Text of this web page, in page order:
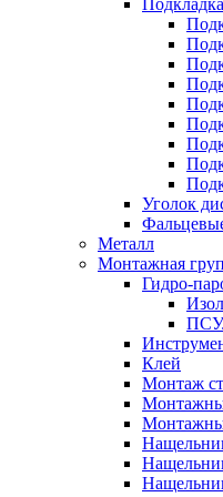
Уголок
Металл
Монтажная
Гидро-
Клей
Монтаж